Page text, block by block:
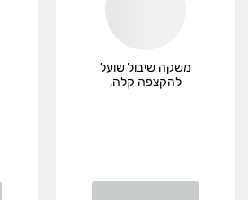
משקה שיבול שועל
להקצפה קלה,